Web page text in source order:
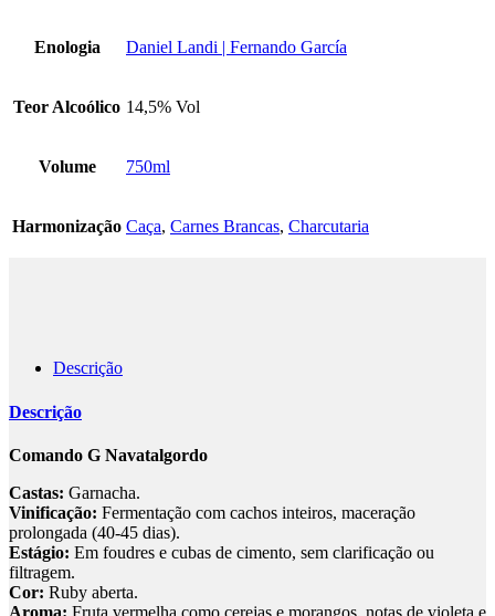
Enologia Daniel Landi | Fernando García
Teor Alcoólico 14,5% Vol
Volume 750ml
Harmonização Caça, Carnes Brancas, Charcutaria
Descrição
Descrição
Comando G Navatalgordo
Castas: Garnacha.
Vinificação: Fermentação com cachos inteiros, maceração
prolongada (40-45 dias).
Estágio: Em foudres e cubas de cimento, sem clarificação ou
filtragem.
Cor: Ruby aberta.
Aroma: Fruta vermelha como cerejas e morangos, notas de violeta e